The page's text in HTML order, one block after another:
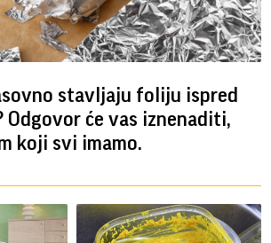
stavljaju foliju ispred
Odgovor će vas iznenaditi,
koji svi imamo.